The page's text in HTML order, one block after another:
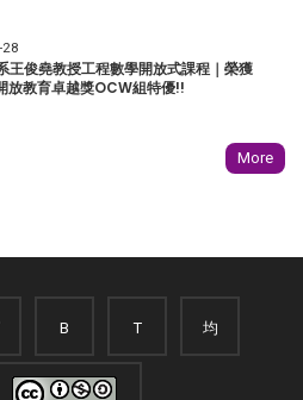
王俊堯教授工程數學開放式課程｜榮獲
放教育卓越獎OCW組特優!!
More
B T 均